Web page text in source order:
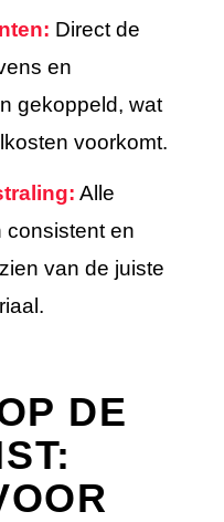
Direct de
en
gekoppeld, wat
voorkomt.
Alle
consistent en
van de juiste
DE